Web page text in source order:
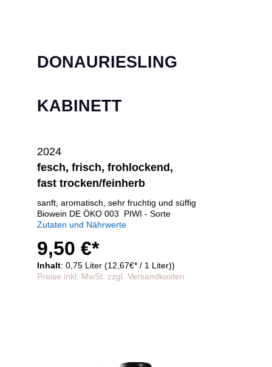
DONAURIESLING
KABINETT
2024
fesch, frisch, frohlockend,
fast trocken/feinherb
sanft, aromatisch, sehr fruchtig und süffig
Biowein DE ÖKO 003 PIWI - Sorte
Zutaten und Nährwerte
9,50 €*
Inhalt: 0,75 Liter (12,67€* / 1 Liter))
Preise inkl. MwSt. zzgl. Versandkosten